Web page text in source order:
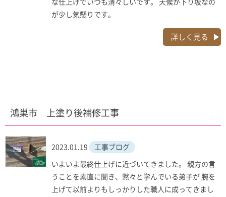
な仕上げでいつも清々しいです。 天候が下り坂なの
が少し気懸りです。
詳しく見る
鴻巣市 上塗り後補修工事
2023.01.19 工事ブログ
いよいよ最終仕上げに近づいてきました。 親方の言
うことを素直に聞き、黙々と学んでいる弟子が 腕を
上げて以前よりもしっかりした職人に成ってきまし